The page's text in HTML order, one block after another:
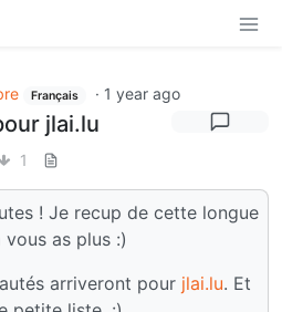
Français · 1 year ago
jlai.lu
1
! Je recup de cette longue
vous as plus :)
arriveront pour jlai.lu. Et